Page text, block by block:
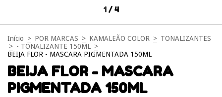
1 / 4
Início > POR MARCAS > KAMALEÃO COLOR > TONALIZANTES
> - TONALIZANTE 150ML >
BEIJA FLOR - MASCARA PIGMENTADA 150ML
BEIJA FLOR - MASCARA
PIGMENTADA 150ML